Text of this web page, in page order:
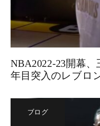
NBA2022-23開幕
年目突入のレブロ
ブログ